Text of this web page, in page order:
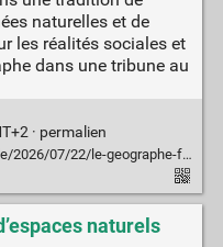
naturelles et de
les réalités sociales et
dans une tribune au
· permalien
ne-peut-penser-la-question-urbaine-et-migratoire-autrement-qu-en-termes-negatifs_6729986_3232.html
naturels